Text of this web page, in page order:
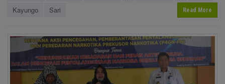
Kayungo
Sari Read More